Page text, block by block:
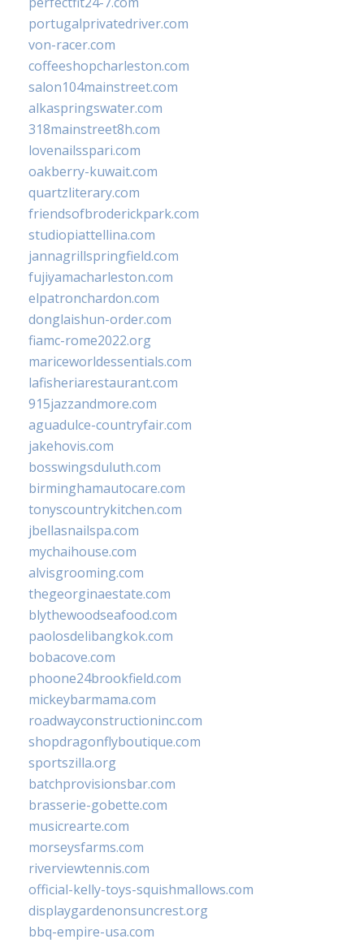
portugalprivatedriver.com
von-racer.com
coffeeshopcharleston.com
salon104mainstreet.com
alkaspringswater.com
318mainstreet8h.com
lovenailsspari.com
oakberry-kuwait.com
quartzliterary.com
friendsofbroderickpark.com
studiopiattellina.com
jannagrillspringfield.com
fujiyamacharleston.com
elpatronchardon.com
donglaishun-order.com
fiamc-rome2022.org
mariceworldessentials.com
lafisheriarestaurant.com
915jazzandmore.com
aguadulce-countryfair.com
jakehovis.com
bosswingsduluth.com
birminghamautocare.com
tonyscountrykitchen.com
jbellasnailspa.com
mychaihouse.com
alvisgrooming.com
thegeorginaestate.com
blythewoodseafood.com
paolosdelibangkok.com
bobacove.com
phoone24brookfield.com
mickeybarmama.com
roadwayconstructioninc.com
shopdragonflyboutique.com
sportszilla.org
batchprovisionsbar.com
brasserie-gobette.com
musicrearte.com
morseysfarms.com
riverviewtennis.com
official-kelly-toys-squishmallows.com
displaygardenonsuncrest.org
bbq-empire-usa.com